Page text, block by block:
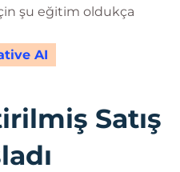
şu eğitim oldukça
AI
Satış